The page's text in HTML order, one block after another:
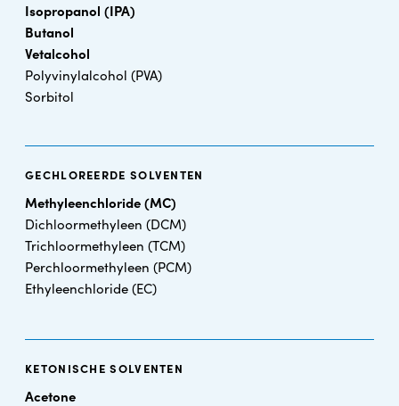
Isopropanol (IPA)
Butanol
Vetalcohol
Polyvinylalcohol (PVA)
Sorbitol
GECHLOREERDE SOLVENTEN
Methyleenchloride (MC)
Dichloormethyleen (DCM)
Trichloormethyleen (TCM)
Perchloormethyleen (PCM)
Ethyleenchloride (EC)
KETONISCHE SOLVENTEN
Acetone